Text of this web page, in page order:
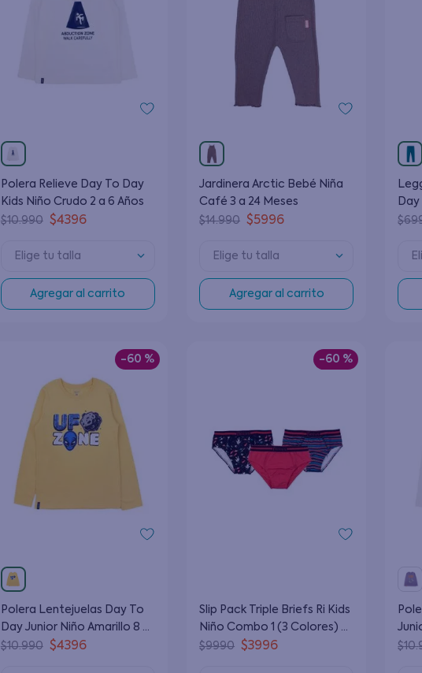
Polera Relieve Day To Day
Kids Niño Crudo 2 a 6 Años
$10.990 $4396
Elige tu talla
Agregar al carrito
Jardinera Arctic Bebé Niña
Café 3 a 24 Meses
$14.990 $5996
Elige tu talla
Agregar al carrito
$
-60 %
Polera Lentejuelas Day To
Day Junior Niño Amarillo 8 a
12 Años
$10.990 $4396
-60 %
Slip Pack Triple Briefs Ri Kids
Niño Combo 1 (3 Colores) 2
a 10 Años
$9990 $3996 $10.